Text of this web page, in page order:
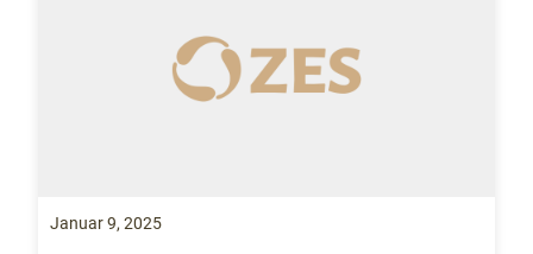
Januar 9, 2025